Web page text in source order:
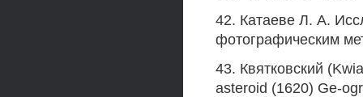
42. Катаеве Л. А.
фотографическим
43. Квятковский
asteroid (1620) Ge-